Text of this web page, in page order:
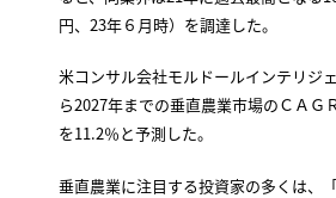
円、23年６月時）を調達した。
米コンサル会社モルドールインテリジ
ら2027年までの垂直農業市場のＣＡＧ
を11.2％と予測した。
垂直農業に注目する投資家の多くは、